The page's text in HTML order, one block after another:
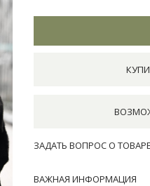
ЗАДАТЬ ВОПРОС О ТОВАРЕ
ВАЖНАЯ ИНФОРМАЦИЯ